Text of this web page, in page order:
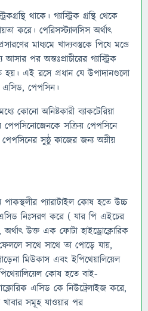
থাকে। গ্যাস্ট্রিক গ্রন্থি থেকে
করে। পেরিসস্ট্যালসিস অর্থাৎ
মাধ্যমে খাদ্যবস্তুকে পিষে মন্ডে
পর অন্তঃপ্রাচীরের গ্যাস্ট্রিক
হয়। এই রসে প্রধান যে উপাদানগুলো
এসিড, পেপসিন।
কোনো অনিষ্টকারী ব্যাকটেরিয়া
পেপসিনোজেনকে সক্রিয় পেপসিনে
সুষ্ঠু কাজের জন্য অম্লীয়
প্যারাটাইল কোষ হতে উচ্চ
এসিড নিঃসরণ করে ( যার পি এইচের
অর্থাৎ উক্ত এক ফোটা হাইড্রোক্লোরিক
সাথে সাথে তা পোড়ে যায়,
মিউকাস এবং ইপিথেয়ালিয়েল
কোষ হতে বাই-
এসিড কে নিউট্রেলাইজ করে,
খাবার সমূহ যাওয়ার পর